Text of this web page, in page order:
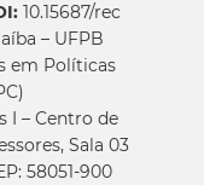
10.15687/rec
– UFPB
em Políticas
I – Centro de
Sala 03
58051-900